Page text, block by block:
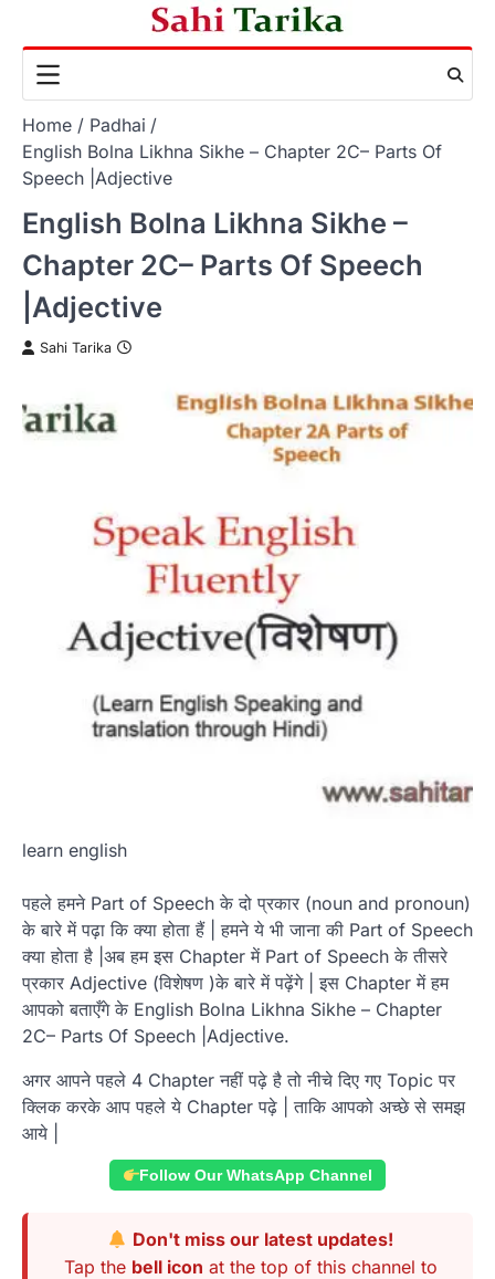
content
Home
Padhai
English Bolna Likhna Sikhe – Chapter 2C– Parts Of
Speech |Adjective
English Bolna Likhna Sikhe –
Chapter 2C– Parts Of Speech
|Adjective
Sahi Tarika
learn english
पहले हमने Part of Speech के दो प्रकार (noun and pronoun)
के बारे में पढ़ा कि क्या होता हैं | हमने ये भी जाना की Part of Speech
क्या होता है |अब हम इस Chapter में Part of Speech के तीसरे
प्रकार Adjective (विशेषण )के बारे में पढ़ेंगे | इस Chapter में हम
आपको बताएँगे के English Bolna Likhna Sikhe – Chapter
2C– Parts Of Speech |Adjective.
अगर आपने पहले 4 Chapter नहीं पढ़े है तो नीचे दिए गए Topic पर
क्लिक करके आप पहले ये Chapter पढ़े | ताकि आपको अच्छे से समझ
आये |
Follow Our WhatsApp Channel
Don't miss our latest updates!
Tap the bell icon at the top of this channel to